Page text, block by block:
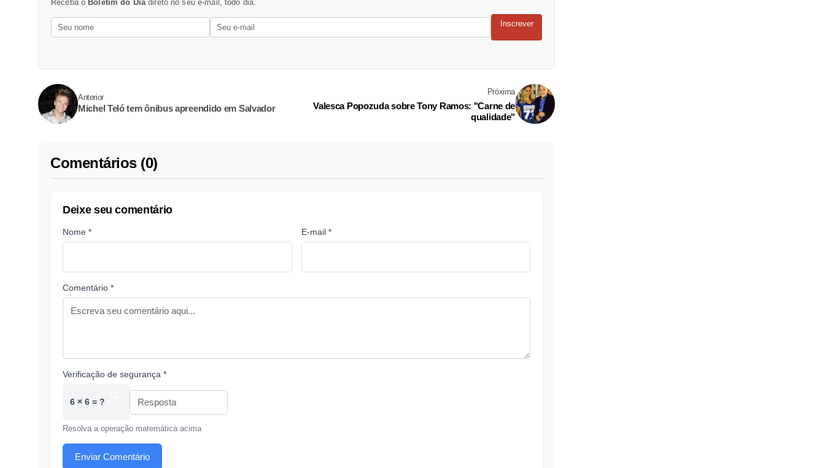
Receba o Boletim do Diadireto no seu e-mail, todo dia.
Inscrever
Anterior
Michel Teló tem ônibus apreendido em Salvador
Próxima
Valesca Popozuda sobre Tony Ramos: "Carne de
qualidade"
Comentários (0)
Deixe seu comentário
Nome * E-mail *
Comentário *
Verificação de segurança *
6 × 6 = ?
Resolva a operação matemática acima
Enviar Comentário